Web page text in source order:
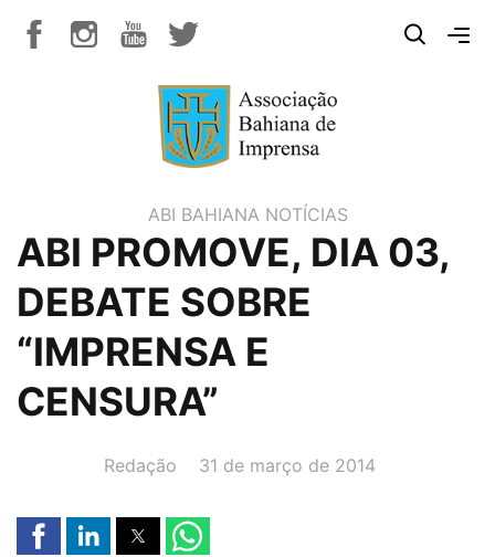
ABI BAHIANA NOTÍCIAS
ABI PROMOVE, DIA 03,
DEBATE SOBRE
“IMPRENSA E
CENSURA”
AUTOR(A):
Redação DATA:
31 de março de 2014